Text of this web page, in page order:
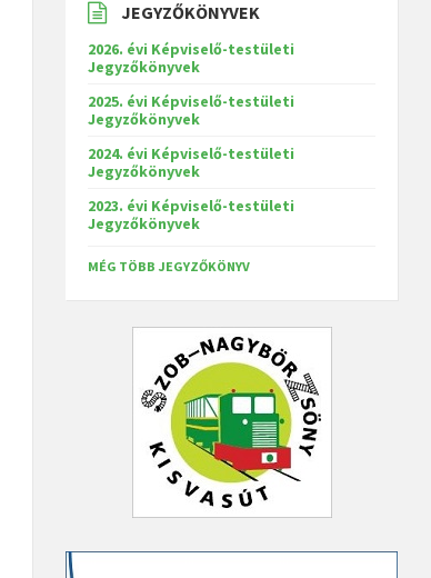
JEGYZŐKÖNYVEK
2026. évi Képviselő-testületi
Jegyzőkönyvek
2025. évi Képviselő-testületi
Jegyzőkönyvek
2024. évi Képviselő-testületi
Jegyzőkönyvek
2023. évi Képviselő-testületi
Jegyzőkönyvek
MÉG TÖBB JEGYZŐKÖNYV